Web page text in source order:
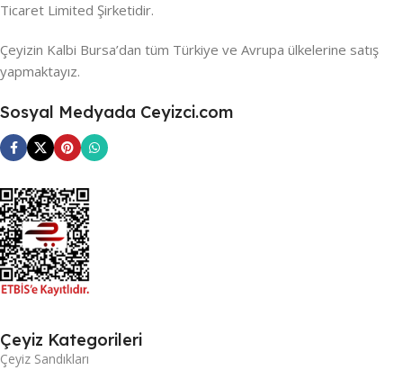
Ticaret Limited Şirketidir.
Çeyizin Kalbi Bursa’dan tüm Türkiye ve Avrupa ülkelerine satış
yapmaktayız.
Sosyal Medyada Ceyizci.com
Çeyiz Kategorileri
Çeyiz Sandıkları